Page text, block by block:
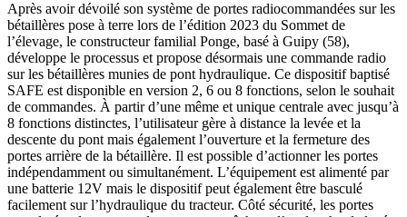
Après avoir dévoilé son système de portes radiocommandées sur les
bétaillères pose à terre lors de l’édition 2023 du Sommet de
l’élevage, le constructeur familial Ponge, basé à Guipy (58),
développe le processus et propose désormais une commande radio
sur les bétaillères munies de pont hydraulique. Ce dispositif baptisé
SAFE est disponible en version 2, 6 ou 8 fonctions, selon le souhait
de commandes. À partir d’une même et unique centrale avec jusqu’à
8 fonctions distinctes, l’utilisateur gère à distance la levée et la
descente du pont mais également l’ouverture et la fermeture des
portes arrière de la bétaillère. Il est possible d’actionner les portes
indépendamment ou simultanément. L’équipement est alimenté par
une batterie 12V mais le dispositif peut également être basculé
facilement sur l’hydraulique du tracteur. Côté sécurité, les portes